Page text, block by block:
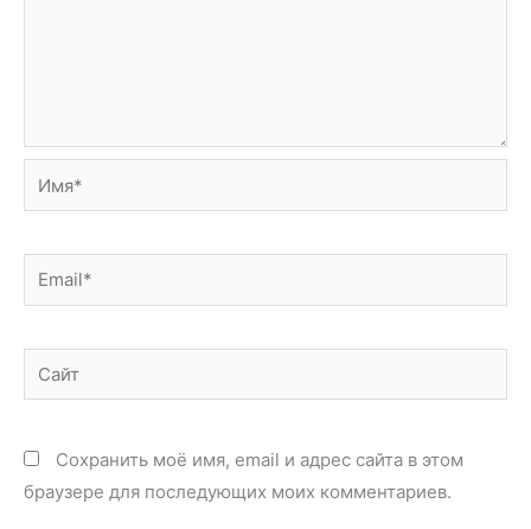
Имя*
Email*
Сайт
Сохранить моё имя, email и адрес сайта в этом
браузере для последующих моих комментариев.